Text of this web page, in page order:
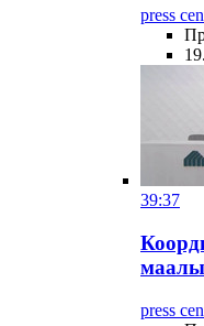
press
39:37
press